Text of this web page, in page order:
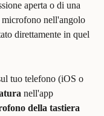
aperta o di una
microfono nell'angolo
direttamente in quel
tuo telefono (iOS o
nell'app
della tastiera